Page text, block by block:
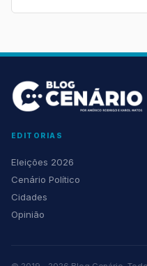
EDITORIAS
Eleições 2026
Cenário Político
Cidades
Opinião